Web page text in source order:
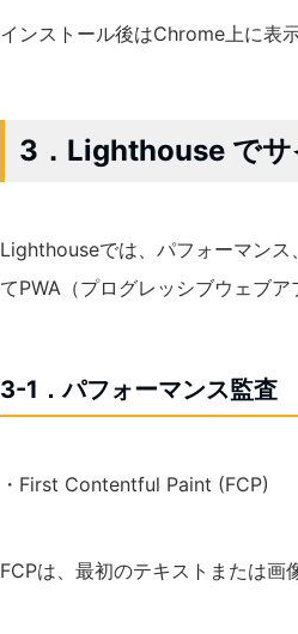
インストール後はChrome上に表
3．Lighthouse でサ
Lighthouseでは、パフォーマンス
てPWA（プログレッシブウェブ
3-1．パフォーマンス監査
・First Contentful Paint (FCP)
FCPは、最初のテキストまたは画